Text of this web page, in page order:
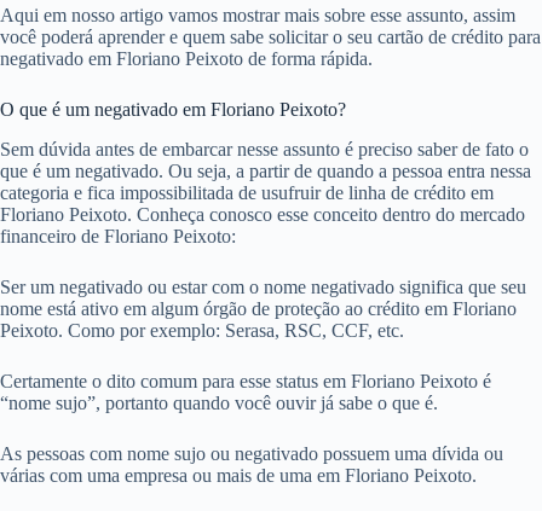
Aqui em nosso artigo vamos mostrar mais sobre esse assunto, assim
você poderá aprender e quem sabe solicitar o seu cartão de crédito para
negativado em Floriano Peixoto de forma rápida.
O que é um negativado em Floriano Peixoto?
Sem dúvida antes de embarcar nesse assunto é preciso saber de fato o
que é um negativado. Ou seja, a partir de quando a pessoa entra nessa
categoria e fica impossibilitada de usufruir de linha de crédito em
Floriano Peixoto. Conheça conosco esse conceito dentro do mercado
financeiro de Floriano Peixoto:
Ser um negativado ou estar com o nome negativado significa que seu
nome está ativo em algum órgão de proteção ao crédito em Floriano
Peixoto. Como por exemplo: Serasa, RSC, CCF, etc.
Certamente o dito comum para esse status em Floriano Peixoto é
“nome sujo”, portanto quando você ouvir já sabe o que é.
As pessoas com nome sujo ou negativado possuem uma dívida ou
várias com uma empresa ou mais de uma em Floriano Peixoto.